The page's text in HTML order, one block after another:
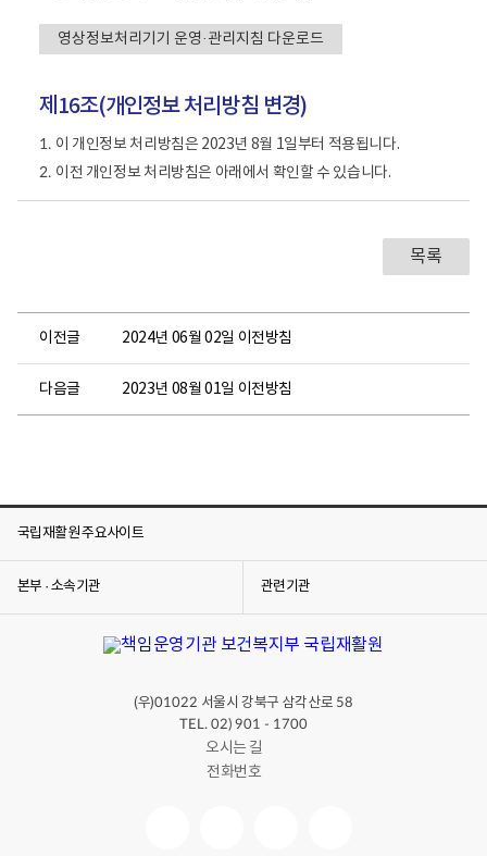
성
명
연
처
구
보
관
소
처
리
방
영상정보처리기기 운영·관리지침 다운로드
제16조(개인정보 처리방침 변경)
1. 이 개인정보 처리방침은 2023년 8월 1일부터 적용됩니다.
2. 이전 개인정보 처리방침은 아래에서 확인할 수 있습니다.
목록
이전글 2024년 06월 02일 이전방침
다음글 2023년 08월 01일 이전방침
국립재활원 주요사이트
본부 · 소속기관 관련기관
(우)01022 서울시 강북구 삼각산로 58
TEL. 02) 901 - 1700
오시는 길
전화번호